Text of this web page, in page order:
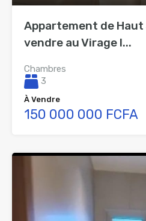
Appartement de
vendre au Virage I...
Chambres
3
À Vendre
150 000 000 FCFA